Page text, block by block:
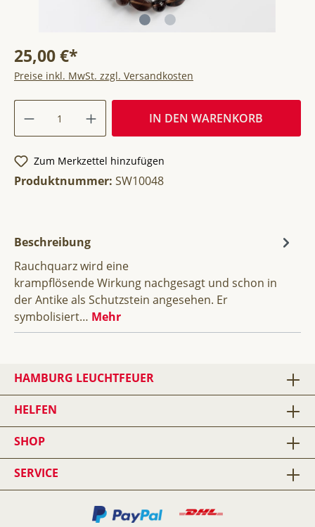
25,00 €*
Preise inkl. MwSt. zzgl. Versandkosten
IN DEN WARENKORB
Zum Merkzettel hinzufügen
Produktnummer: SW10048
Beschreibung
Rauchquarz wird eine
krampflösende Wirkung nachgesagt und schon in
der Antike als Schutzstein angesehen. Er
symbolisiert… Mehr
HAMBURG LEUCHTFEUER
HELFEN
SHOP
SERVICE